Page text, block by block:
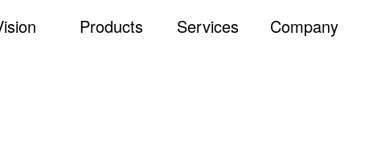
Products Services Company